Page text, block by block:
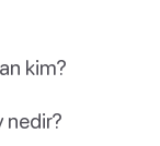
kim?
nedir?